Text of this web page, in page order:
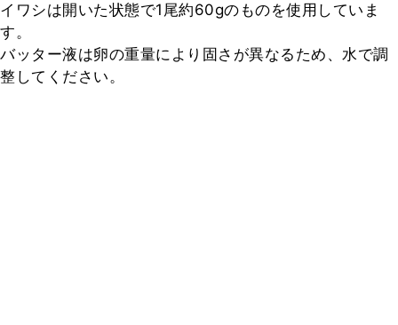
イワシは開いた状態で1尾約60gのものを使用していま
す。
バッター液は卵の重量により固さが異なるため、水で調
整してください。